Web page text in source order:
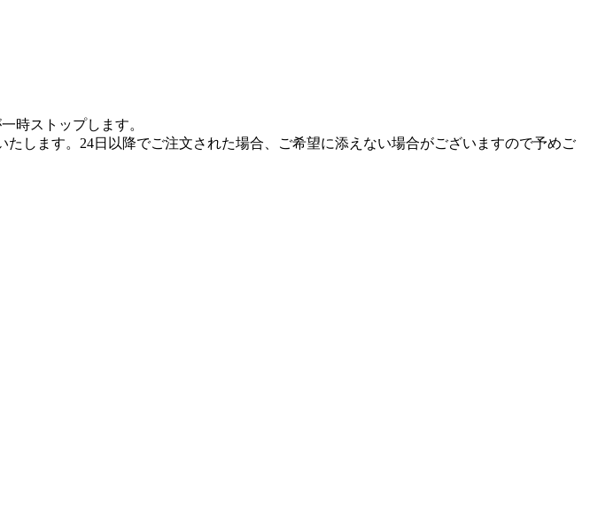
時ストップします。
します。24日以降でご注文された場合、ご希望に添えない場合がございますので予めご